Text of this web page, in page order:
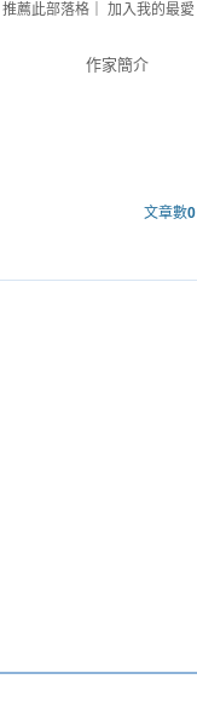
作家簡介
推薦此部落格 加入我的最愛
文章數0